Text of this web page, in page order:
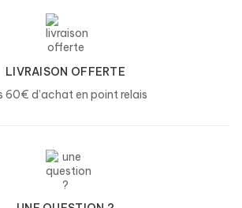
LIVRAISON OFFERTE
60€ d’achat en point relais